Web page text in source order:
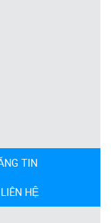
TIN
LIÊN HỆ